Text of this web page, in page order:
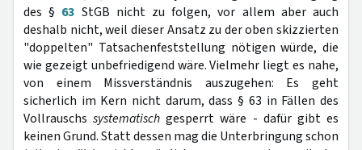
des § 63 StGB nicht zu folgen, vor allem aber auch
deshalb nicht, weil dieser Ansatz zu der oben skizzierten
"doppelten" Tatsachenfeststellung nötigen würde, die
wie gezeigt unbefriedigend wäre. Vielmehr liegt es nahe,
von einem Missverständnis auszugehen: Es geht
sicherlich im Kern nicht darum, dass § 63 in Fällen des
Vollrauschssystematisch gesperrt wäre - dafür gibt es
keinen Grund. Statt dessen mag die Unterbringung schon